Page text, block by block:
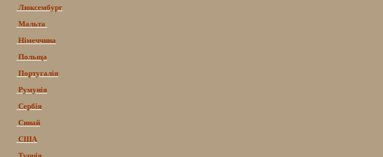
Люксембург
Мальта
Німеччина
Польща
Португалія
Румунія
Сербія
Синай
США